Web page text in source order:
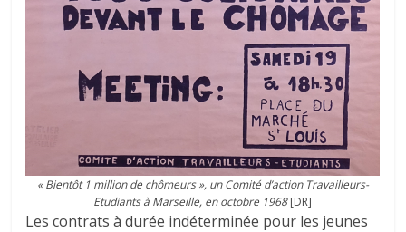
« Bientôt 1 million de chômeurs », un Comité d’action Travailleurs-
Etudiants à Marseille, en octobre 1968[DR]
Les contrats à durée indéterminée pour les jeunes